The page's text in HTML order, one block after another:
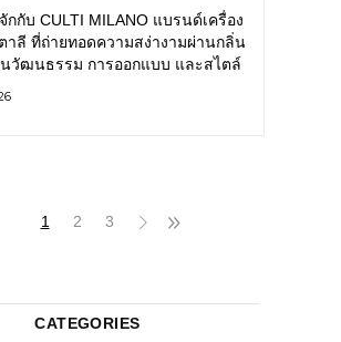
นสไตล์อันโดดเด่นอย่างลงตัว
กกับ CULTI MILANO แบรนด์เครื่อง
าลี ที่ถ่ายทอดความสง่างามผ่านกลิ่น
วัฒนธรรม การออกแบบ และสไตล์
รื่องหอมระดับลักชัวรีดีไซน์เอกลักษณ์
1 2 3
CATEGORIES